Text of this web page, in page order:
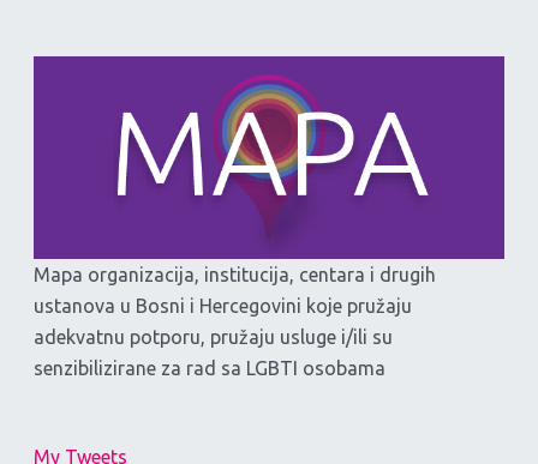
Mapa organizacija, institucija, centara i drugih
ustanova u Bosni i Hercegovini koje pružaju
adekvatnu potporu, pružaju usluge i/ili su
senzibilizirane za rad sa LGBTI osobama
My Tweets